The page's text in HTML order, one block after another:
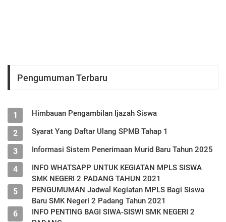
Pengumuman Terbaru
1 Himbauan Pengambilan Ijazah Siswa
2 Syarat Yang Daftar Ulang SPMB Tahap 1
3 Informasi Sistem Penerimaan Murid Baru Tahun 2025
4
INFO WHATSAPP UNTUK KEGIATAN MPLS SISWA
SMK NEGERI 2 PADANG TAHUN 2021
5
PENGUMUMAN Jadwal Kegiatan MPLS Bagi Siswa
Baru SMK Negeri 2 Padang Tahun 2021
6
INFO PENTING BAGI SIWA-SISWI SMK NEGERI 2